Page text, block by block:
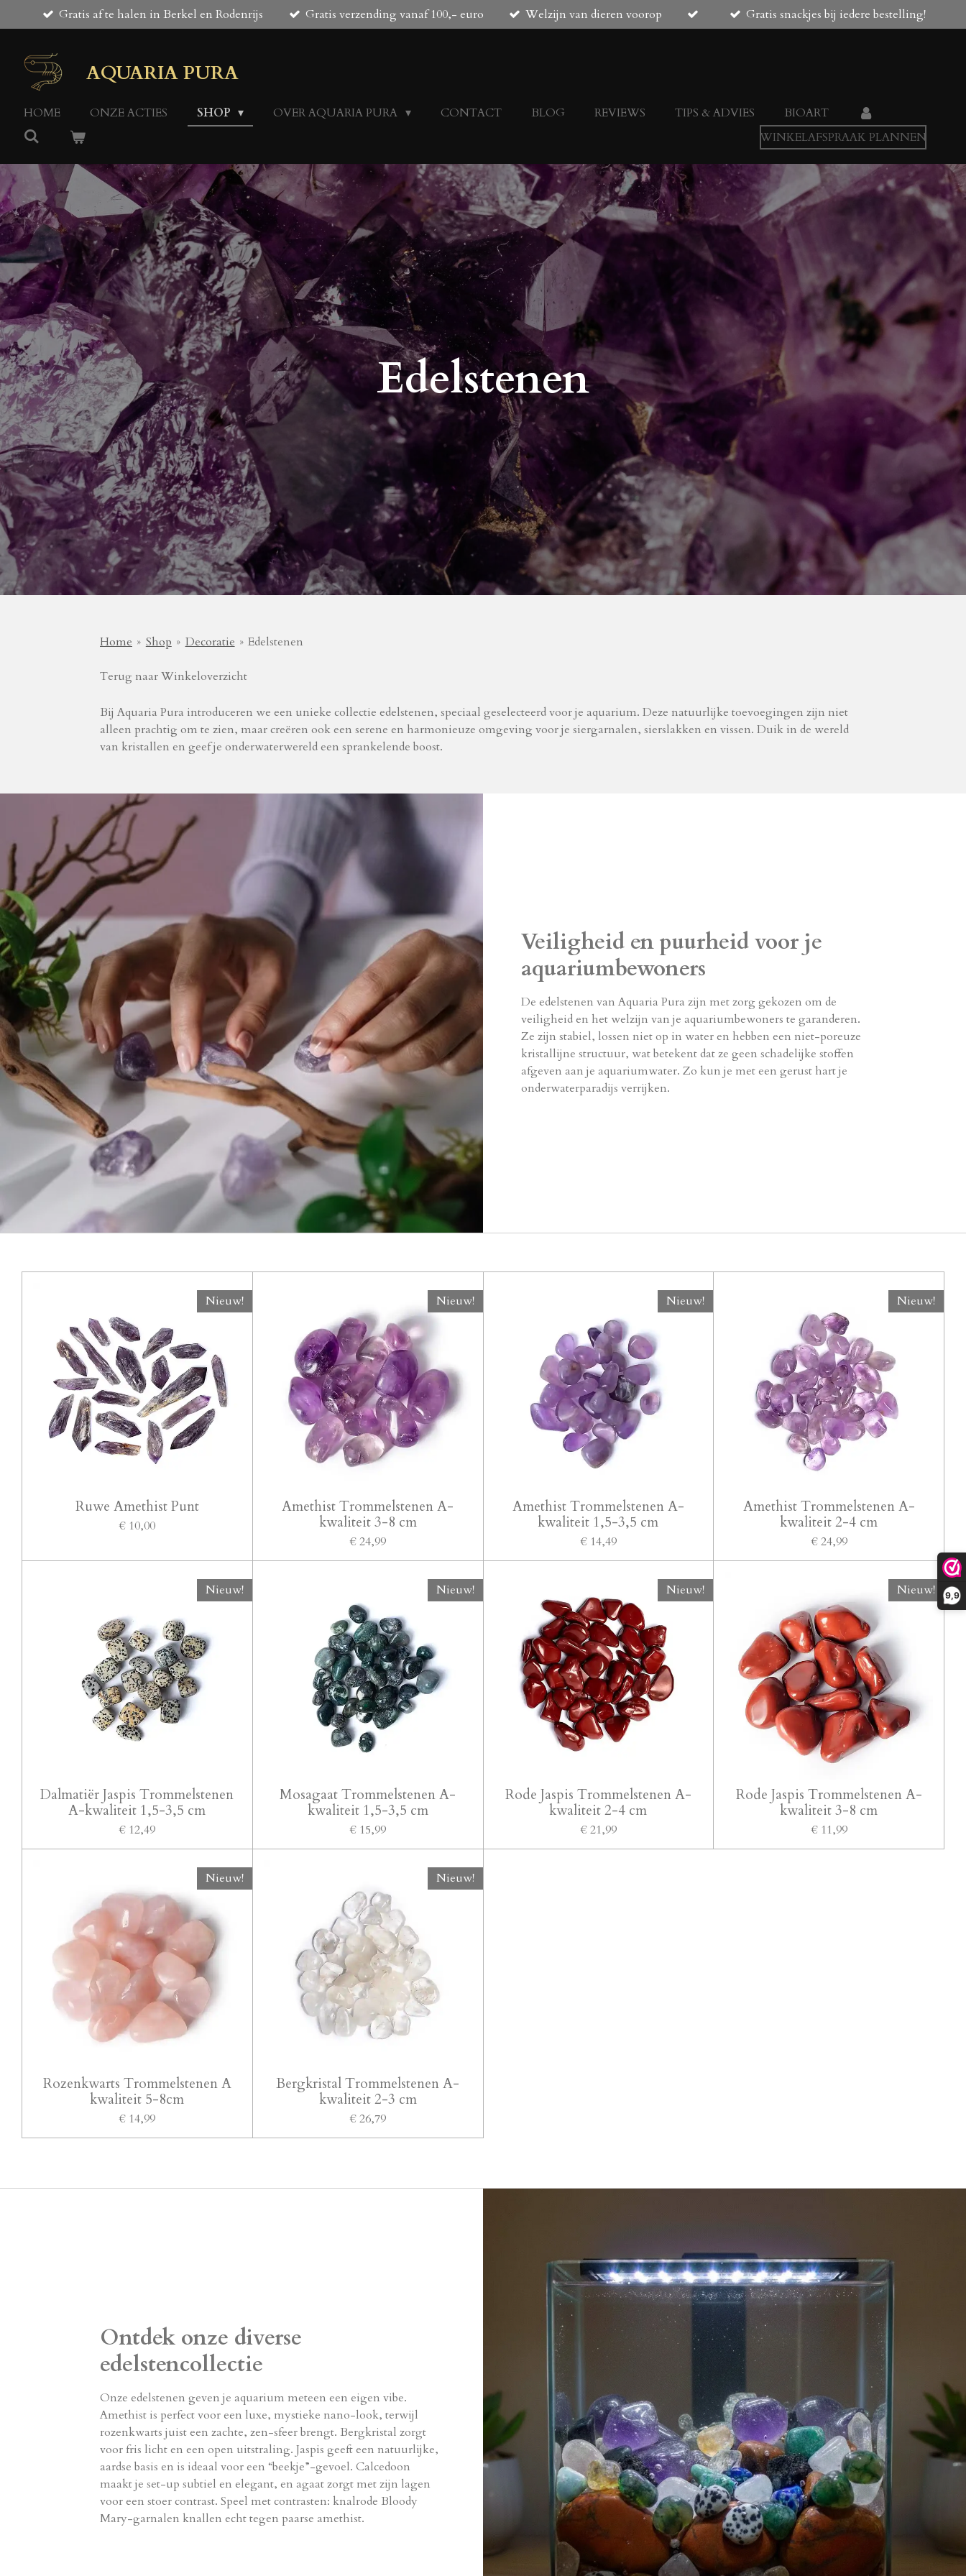
9,9
direct
hoofdinhoud
Gratis af te halen in Berkel en Rodenrijs Gratis verzending vanaf 100,- euro Welzijn van dieren voorop Gratis snackjes bij iedere bestelling!
AQUARIA PURA
HOME ONZE ACTIES SHOP OVER AQUARIA PURA CONTACT BLOG REVIEWS TIPS & ADVIES
BIOART
WINKELAFSPRAAK PLANNEN
Edelstenen
Home » Shop » Decoratie » Edelstenen
Terug naar Winkeloverzicht
Bij Aquaria Pura introduceren we een unieke collectie edelstenen, speciaal geselecteerd voor je aquarium. Deze natuurlijke toevoegingen zijn niet
alleen prachtig om te zien, maar creëren ook een serene en harmonieuze omgeving voor je siergarnalen, sierslakken en vissen. Duik in de wereld
van kristallen en geef je onderwaterwereld een sprankelende boost.
Veiligheid en puurheid voor je
aquariumbewoners
De edelstenen van Aquaria Pura zijn met zorg gekozen om de
veiligheid en het welzijn van je aquariumbewoners te garanderen.
Ze zijn stabiel, lossen niet op in water en hebben een niet-poreuze
kristallijne structuur, wat betekent dat ze geen schadelijke stoffen
afgeven aan je aquariumwater. Zo kun je met een gerust hart je
onderwaterparadijs verrijken.
Nieuw!
Ruwe Amethist Punt
€ 10,00
Nieuw!
Amethist Trommelstenen A-
kwaliteit 3-8 cm
€ 24,99
Nieuw!
Amethist Trommelstenen A-
kwaliteit 1,5-3,5 cm
€ 14,49
Nieuw!
Amethist Trommelstenen A-
kwaliteit 2-4 cm
€ 24,99
Nieuw!
Dalmatiër Jaspis Trommelstenen
A-kwaliteit 1,5-3,5 cm
€ 12,49
Nieuw!
Mosagaat Trommelstenen A-
kwaliteit 1,5-3,5 cm
€ 15,99
Nieuw!
Rode Jaspis Trommelstenen A-
kwaliteit 2-4 cm
€ 21,99
Nieuw!
Rode Jaspis Trommelstenen A-
kwaliteit 3-8 cm
€ 11,99
Nieuw!
Rozenkwarts Trommelstenen A
kwaliteit 5-8cm
€ 14,99
Nieuw!
Bergkristal Trommelstenen A-
kwaliteit 2-3 cm
€ 26,79
Ontdek onze diverse
edelstencollectie
Onze edelstenen geven je aquarium meteen een eigen vibe.
Amethist is perfect voor een luxe, mystieke nano-look, terwijl
rozenkwarts juist een zachte, zen-sfeer brengt. Bergkristal zorgt
voor fris licht en een open uitstraling. Jaspis geeft een natuurlijke,
aardse basis en is ideaal voor een “beekje”-gevoel. Calcedoon
maakt je set-up subtiel en elegant, en agaat zorgt met zijn lagen
voor een stoer contrast. Speel met contrasten: knalrode Bloody
Mary-garnalen knallen echt tegen paarse amethist.